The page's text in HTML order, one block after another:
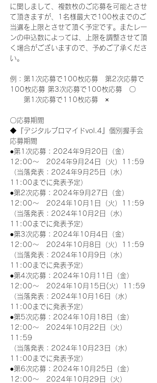
に関しまして、複数枚のご応募を可能とさせ
て頂きますが、1名様最大で100枚までのご
当選を上限とさせて頂く予定です。またレー
ンの申込数によっては、上限を調整させて頂
く場合がございますので、予めご了承くださ
い。
例：第1次応募で100枚応募　第2次応募で
100枚応募 第3次応募で100枚応募　〇
第1次応募で110枚応募　×
〇応募期間
◆『デジタルブロマイドvol.4』個別握手会
応募期間
●第1次応募：2024年9月20日（金）
12:00～　2024年9月24日（火）11:59
（当落発表：2024年9月25日（水）
11:00までに発表予定）
●第2次応募：2024年9月27日（金）
12:00～　2024年10月1日（火）11:59
（当落発表：2024年10月2日（水）
11:00までに発表予定）
●第3次応募：2024年10月4日（金）
12:00～　2024年10月8日（火）11:59
（当落発表：2024年10月9日（水）
11:00までに発表予定）
●第4次応募：2024年10月11日（金）
12:00～　2024年10月15日(火）11:59
（当落発表：2024年10月16日（水）
11:00までに発表予定）
●第5次応募：2024年10月18日（金）
12:00～　2024年10月22日（火）
11:59
（当落発表：2024年10月23日（水）
11:00までに発表予定）
●第6次応募：2024年10月25日（金）
12:00～　2024年10月29日（火）